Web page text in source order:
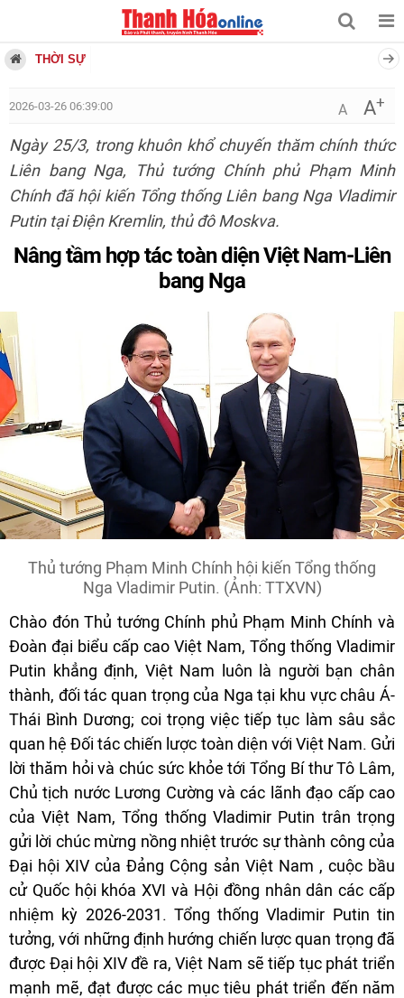
THỜI SỰ
2026-03-26 06:39:00 A A+
Ngày 25/3, trong khuôn khổ chuyến thăm chính thức
Liên bang Nga, Thủ tướng Chính phủ Phạm Minh
Chính đã hội kiến Tổng thống Liên bang Nga Vladimir
Putin tại Điện Kremlin, thủ đô Moskva.
Nâng tầm hợp tác toàn diện Việt Nam-Liên
bang Nga
Thủ tướng Phạm Minh Chính hội kiến Tổng thống
Nga Vladimir Putin. (Ảnh: TTXVN)
Chào đón Thủ tướng Chính phủ Phạm Minh Chính và
Đoàn đại biểu cấp cao Việt Nam, Tổng thống Vladimir
Putin khẳng định, Việt Nam luôn là người bạn chân
thành, đối tác quan trọng của Nga tại khu vực châu Á-
Thái Bình Dương; coi trọng việc tiếp tục làm sâu sắc
quan hệ Đối tác chiến lược toàn diện với Việt Nam. Gửi
lời thăm hỏi và chúc sức khỏe tới Tổng Bí thư Tô Lâm,
Chủ tịch nước Lương Cường và các lãnh đạo cấp cao
của Việt Nam, Tổng thống Vladimir Putin trân trọng
gửi lời chúc mừng nồng nhiệt trước sự thành công của
Đại hội XIV của Đảng Cộng sản Việt Nam , cuộc bầu
cử Quốc hội khóa XVI và Hội đồng nhân dân các cấp
nhiệm kỳ 2026-2031. Tổng thống Vladimir Putin tin
tưởng, với những định hướng chiến lược quan trọng đã
được Đại hội XIV đề ra, Việt Nam sẽ tiếp tục phát triển
mạnh mẽ, đạt được các mục tiêu phát triển đến năm